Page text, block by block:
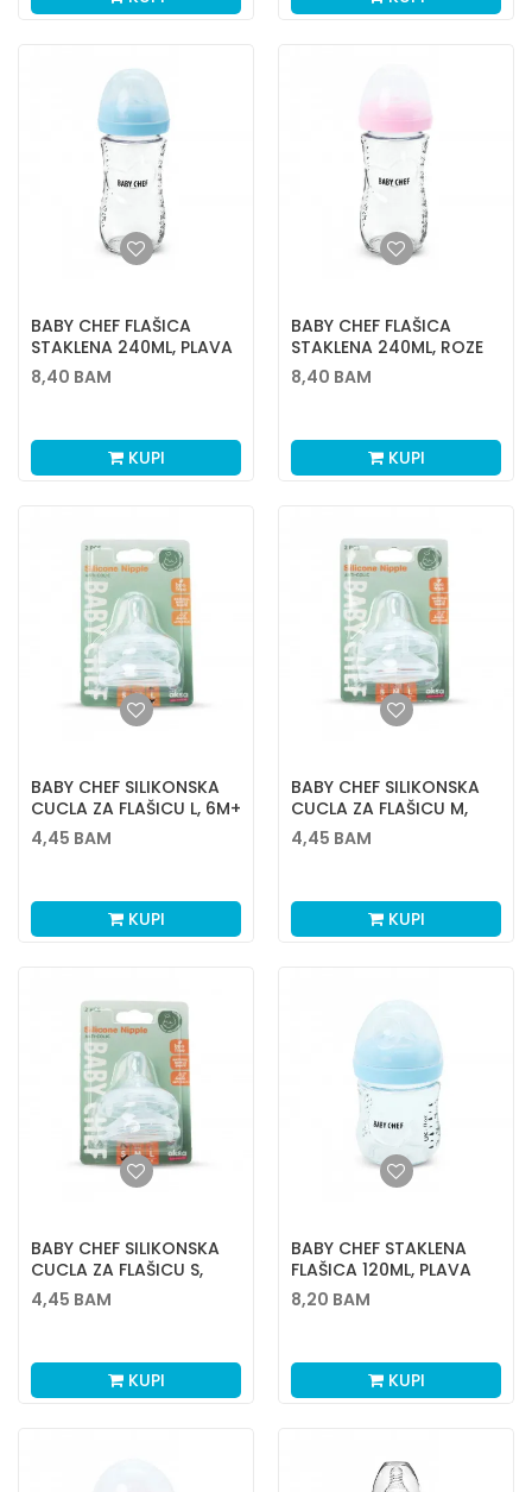
BABY CHEF FLAŠICA
STAKLENA 240ML, PLAVA
8,40 BAM
KUPI
BABY CHEF FLAŠICA
STAKLENA 240ML, ROZE
8,40 BAM
KUPI
BABY CHEF SILIKONSKA
CUCLA ZA FLAŠICU L, 6M+
4,45 BAM
KUPI
BABY CHEF SILIKONSKA
CUCLA ZA FLAŠICU M,
3M+
4,45 BAM
KUPI
BABY CHEF SILIKONSKA
CUCLA ZA FLAŠICU S,
0M+
4,45 BAM
KUPI
BABY CHEF STAKLENA
FLAŠICA 120ML, PLAVA
8,20 BAM
KUPI